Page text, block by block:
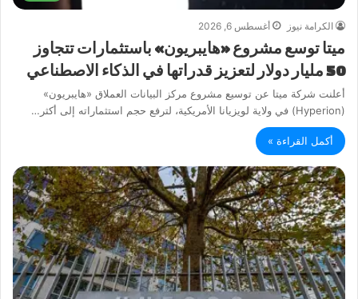
الكرامة نيوز أغسطس 6, 2026
ميتا توسع مشروع «هايبريون» باستثمارات تتجاوز
50 مليار دولار لتعزيز قدراتها في الذكاء الاصطناعي
أعلنت شركة ميتا عن توسيع مشروع مركز البيانات العملاق «هايبريون»
(Hyperion) في ولاية لويزيانا الأمريكية، لترفع حجم استثماراته إلى أكثر…
أكمل القراءة »